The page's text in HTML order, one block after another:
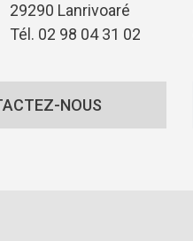
29290 Lanrivoaré
Tél. 02 98 04 31 02
NOUS